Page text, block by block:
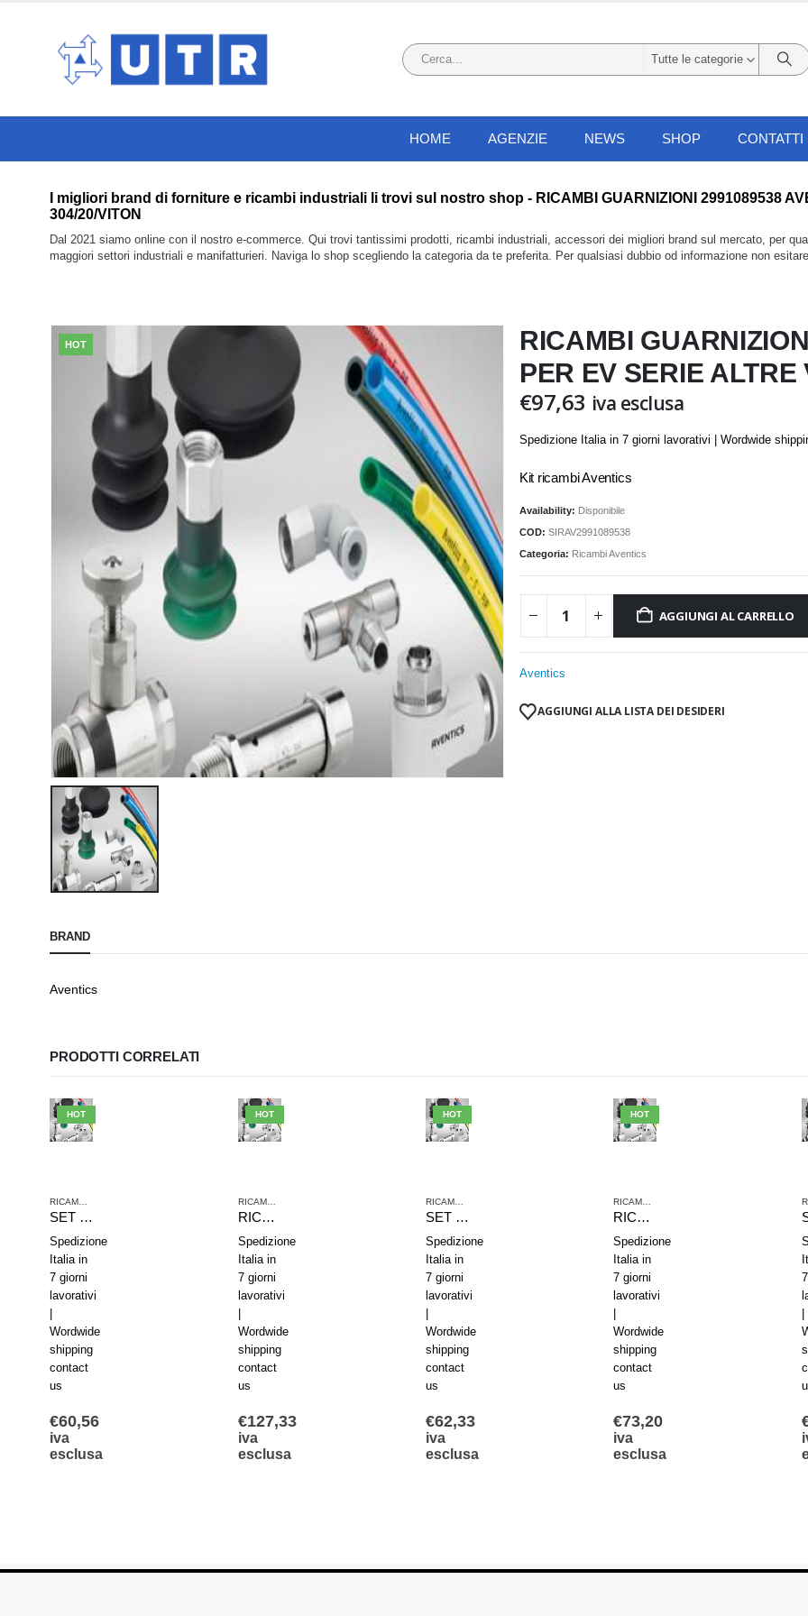
Tutte le categorie
HOME AGENZIE NEWS SHOP CONTATTI
I migliori brand di forniture e ricambi industriali li trovi sul nostro shop - RICAMBI GUARNIZIONI 2991089538
304/20/VITON
Dal 2021 siamo online con il nostro e-commerce. Qui trovi tantissimi prodotti, ricambi industriali, accessori dei migliori brand sul mercato, per
maggiori settori industriali e manifatturieri. Naviga lo shop scegliendo la categoria da te preferita. Per qualsiasi dubbio od informazione non
HOT
RICAMBI
PER EV SERIE
€97,63 iva esclusa
Spedizione Italia in 7 giorni lavorativi | Wordwide
Kit ricambi Aventics
Availability: Disponibile
COD: SIRAV2991089538
Categoria: Ricambi Aventics
AGGIUNGI AL CARRELLO
Aventics
AGGIUNGI ALLA LISTA DEI DESIDERI
BRAND
Aventics
PRODOTTI CORRELATI
HOT
RICAMBI AVENTICS
SET RICAMBI 1827008920 AVENTICS SERIE KPZ D40
Spedizione
Italia in
7 giorni
lavorativi
Wordwide
shipping
contact
us
€60,56
iva
esclusa
HOT
RICAMBI AVENTICS
RICAMBI GUARNIZIONI 0490394818 AVENTICS SERIE ICL 167/168-100
Spedizione
Italia in
7 giorni
lavorativi
Wordwide
shipping
contact
us
€127,33
iva
esclusa
HOT
RICAMBI AVENTICS
SET RICAMBI 1827008921 AVENTICS SERIE KPZ D50
Spedizione
Italia in
7 giorni
lavorativi
Wordwide
shipping
contact
us
€62,33
iva
esclusa
HOT
RICAMBI AVENTICS
RICAMBI GUARNIZIONI 0490351302 AVENTICS SERIE 167/168-025
Spedizione
Italia in
7 giorni
lavorativi
Wordwide
shipping
contact
us
€73,20
iva
esclusa